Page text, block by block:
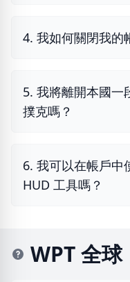
4. 我如何關閉我的
5. 我將離開本國一
撲克嗎？
6. 我可以在帳戶中
HUD 工具嗎？
WPT 全球